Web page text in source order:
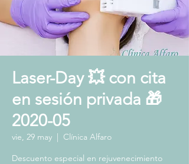
Laser-Day 💥 con cita
en sesión privada 🎁
2020-05
vie, 29 may
  |
Clínica Alfaro
Descuento especial en rejuvenecimiento